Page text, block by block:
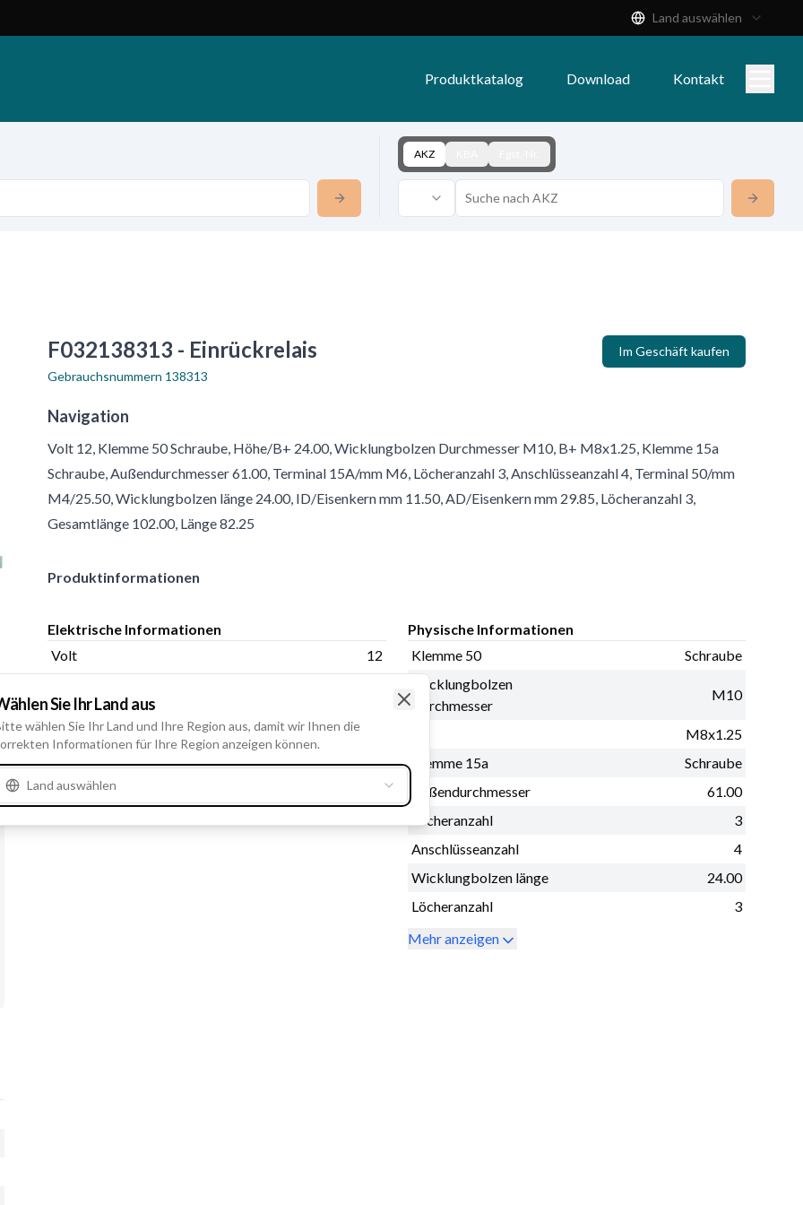
Land auswählen
Produktkatalog Download Kontakt
AKZ
F032138313 - Einrückrelais
Im Geschäft kaufen
Gebrauchsnummern 138313
Navigation
Volt 12, Klemme 50 Schraube, Höhe/B+ 24.00, Wicklungbolzen Durchmesser M10, B+ M8x1.25, Klemme 15a
Schraube, Außendurchmesser 61.00, Terminal 15A/mm M6, Löcheranzahl 3, Anschlüsseanzahl 4, Terminal 50/mm
M4/25.50, Wicklungbolzen länge 24.00, ID/Eisenkern mm 11.50, AD/Eisenkern mm 29.85, Löcheranzahl 3,
Gesamtlänge 102.00, Länge 82.25
Produktinformationen
Elektrische Informationen
Volt
12
Physische Informationen
Klemme 50
Schraube
Wicklungbolzen
Durchmesser
M10
M8x1.25
Klemme 15a
Schraube
Außendurchmesser
61.00
Löcheranzahl
3
Anschlüsseanzahl
4
Wicklungbolzen länge
24.00
Löcheranzahl
3
Mehr anzeigen
Sie Ihr Land aus
wählen Sie Ihr Land und Ihre Region aus, damit wir Ihnen die
Informationen für Ihre Region anzeigen können.
Land auswählen